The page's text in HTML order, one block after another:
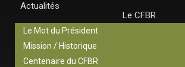
Actualités
Le CFBR
Le Mot du Président
Mission / Historique
Centenaire du CFBR